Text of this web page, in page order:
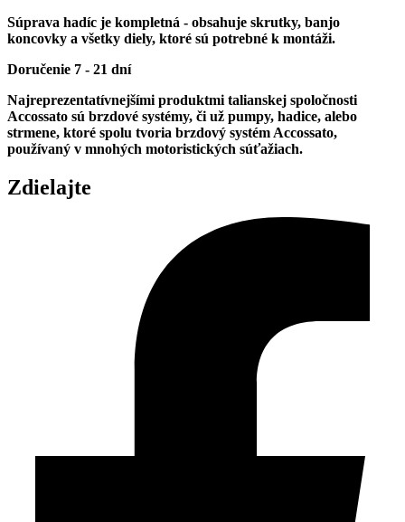
Súprava hadíc je kompletná - obsahuje skrutky, banjo
koncovky a všetky diely, ktoré sú potrebné k montáži.
Doručenie 7 - 21 dní
Najreprezentatívnejšími produktmi talianskej spoločnosti
Accossato sú brzdové systémy, či už pumpy, hadice, alebo
strmene, ktoré spolu tvoria brzdový systém Accossato,
používaný v mnohých motoristických súťažiach.
Zdielajte